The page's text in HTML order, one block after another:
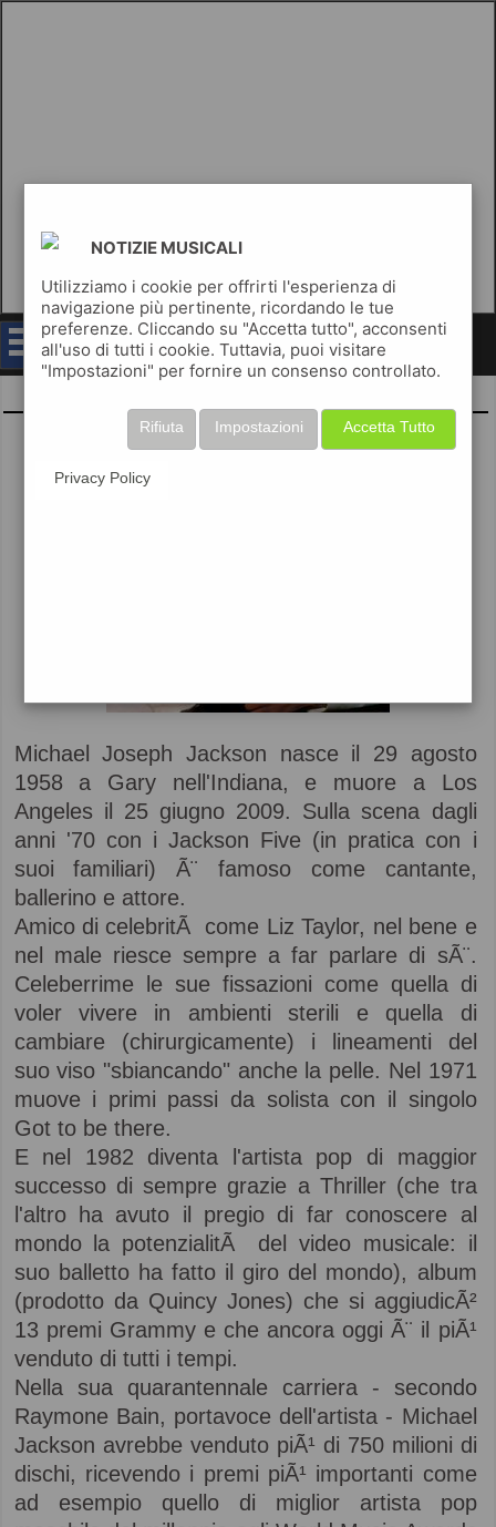
notizie musicali
Michael Joseph Jackson nasce il 29 agosto
1958 a Gary nell'Indiana, e muore a Los
Angeles il 25 giugno 2009. Sulla scena dagli
anni '70 con i Jackson Five (in pratica con i
suoi familiari) Ã¨ famoso come cantante,
ballerino e attore.
Amico di celebritÃ come Liz Taylor, nel bene e
nel male riesce sempre a far parlare di sÃ¨.
Celeberrime le sue fissazioni come quella di
voler vivere in ambienti sterili e quella di
cambiare (chirurgicamente) i lineamenti del
suo viso "sbiancando" anche la pelle. Nel 1971
muove i primi passi da solista con il singolo
Got to be there.
E nel 1982 diventa l'artista pop di maggior
successo di sempre grazie a Thriller (che tra
l'altro ha avuto il pregio di far conoscere al
mondo la potenzialitÃ del video musicale: il
suo balletto ha fatto il giro del mondo), album
(prodotto da Quincy Jones) che si aggiudicÃ²
13 premi Grammy e che ancora oggi Ã¨ il piÃ¹
venduto di tutti i tempi.
Nella sua quarantennale carriera - secondo
Raymone Bain, portavoce dell'artista - Michael
Jackson avrebbe venduto piÃ¹ di 750 milioni di
dischi, ricevendo i premi piÃ¹ importanti come
ad esempio quello di miglior artista pop
NOTIZIE MUSICALI
Utilizziamo i cookie per offrirti l'esperienza di
navigazione più pertinente, ricordando le tue
preferenze. Cliccando su "Accetta tutto", acconsenti
all'uso di tutti i cookie. Tuttavia, puoi visitare
"Impostazioni" per fornire un consenso controllato.
Accetta Tutto
Impostazioni
Rifiuta
Privacy Policy